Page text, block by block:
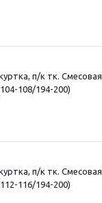
п/к тк. Смесовая
108/194-200)
п/к тк. Смесовая
116/194-200)